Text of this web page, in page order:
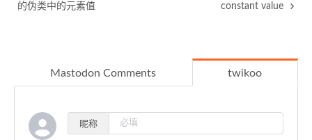
的伪类中的元素值
constant value
Mastodon Comments twikoo
昵称